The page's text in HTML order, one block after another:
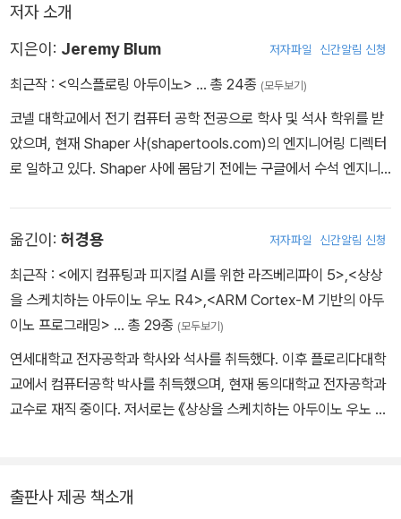
저자 소개
지은이: Jeremy Blum 저자파일 신간알림 신청
최근작 : <익스플로링 아두이노> … 총 24종 (모두보기)
코넬 대학교에서 전기 컴퓨터 공학 전공으로 학사 및 석사 학위를 받
았으며, 현재 Shaper 사(shapertools.com)의 엔지니어링 디렉터
로 일하고 있다. Shaper 사에 몸담기 전에는 구글에서 수석 엔지니
수백만 명의 사람들이 사용하고 있으며, 『익스플로링 아두이노』는 여
러 언어로 번역되어 전 세계에서 교재로 사용되고 있다.
옮긴이: 허경용 저자파일 신간알림 신청
최근작 : <에지 컴퓨팅과 피지컬 AI를 위한 라즈베리파이 5> <상상
을 스케치하는 아두이노 우노 R4> <ARM Cortex-M 기반의 아두
이노 프로그래밍> … 총 29종 (모두보기)
연세대학교 전자공학과 학사와 석사를 취득했다. 이후 플로리다대학
교에서 컴퓨터공학 박사를 취득했으며, 현재 동의대학교 전자공학과
교수로 재직 중이다. 저서로는 《상상을 스케치하는 아두이노 우노 R
그래밍 입문》(2019), 《사물인터넷을 위한 ESP8266 프로그래밍》
출판사 제공 책소개